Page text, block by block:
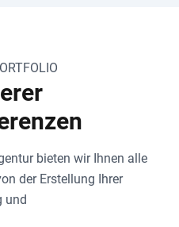
bieten wir Ihnen alle
der Erstellung Ihrer
und